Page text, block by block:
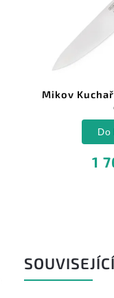
Mikov
1
Do